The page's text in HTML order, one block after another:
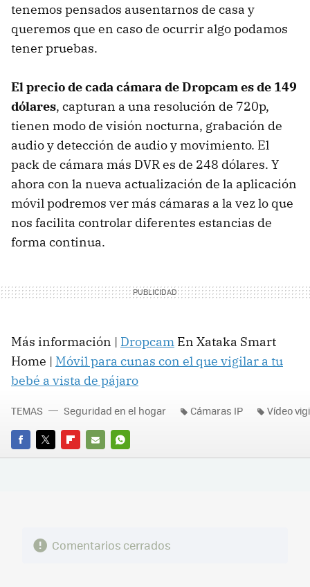
tenemos pensados ausentarnos de casa y
queremos que en caso de ocurrir algo podamos
tener pruebas.
El precio de cada cámara de Dropcam es de 149
dólares, capturan a una resolución de 720p,
tienen modo de visión nocturna, grabación de
audio y detección de audio y movimiento. El
pack de cámara más DVR es de 248 dólares. Y
ahora con la nueva actualización de la aplicación
móvil podremos ver más cámaras a la vez lo que
nos facilita controlar diferentes estancias de
forma continua.
Más información | Dropcam En Xataka Smart
Home | Móvil para cunas con el que vigilar a tu
bebé a vista de pájaro
FACEBOOK
TWITTERFLIPBOARD
E-
WHATSAPP
TEMAS Seguridad en el hogar Cámaras IP Vídeo
Comentarios cerrados